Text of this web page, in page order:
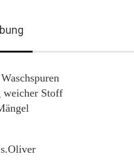
weicher Stoff
s.Oliver